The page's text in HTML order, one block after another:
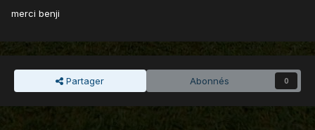
merci benji
Partager Abonnés 0